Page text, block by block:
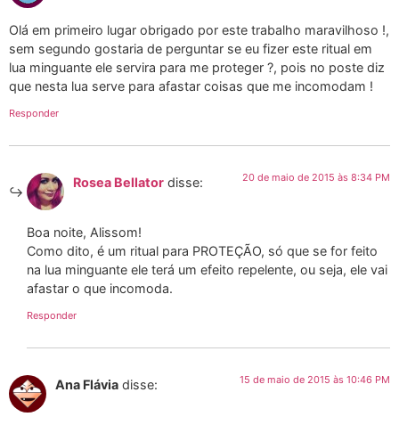
Olá em primeiro lugar obrigado por este trabalho maravilhoso !,
sem segundo gostaria de perguntar se eu fizer este ritual em
lua minguante ele servira para me proteger ?, pois no poste diz
que nesta lua serve para afastar coisas que me incomodam !
Responder
Rosea Bellator disse: 20 de maio de 2015 às 8:34 PM
Boa noite, Alissom!
Como dito, é um ritual para PROTEÇÃO, só que se for feito
na lua minguante ele terá um efeito repelente, ou seja, ele vai
afastar o que incomoda.
Responder
Ana Flávia disse: 15 de maio de 2015 às 10:46 PM